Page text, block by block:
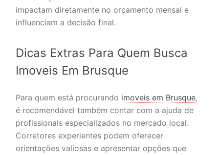
impactam diretamente no orçamento mensal e
influenciam a decisão final.
Dicas Extras Para Quem Busca
Imoveis Em Brusque
Para quem está procurando imoveis em Brusque,
é recomendável também contar com a ajuda de
profissionais especializados no mercado local.
Corretores experientes podem oferecer
orientações valiosas e apresentar opções que